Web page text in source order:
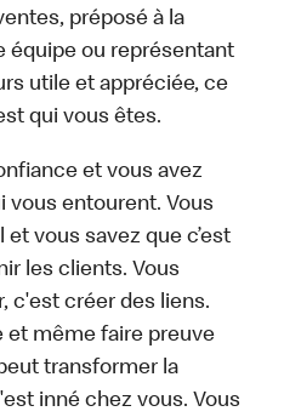
préposé à la
équipe ou représentant
utile et appréciée, ce
qui vous êtes.
et vous avez
vous entourent. Vous
vous savez que c’est
les clients. Vous
c'est créer des liens.
et même faire preuve
transformer la
inné chez vous. Vous